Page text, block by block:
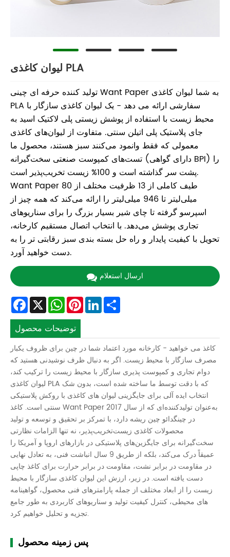
لیوان کاغذی PLA
تولید کننده حرفه ای چینی Want Paper به شما لیوان کاغذی
PLA سفارشی ارائه می دهد - یک لیوان کاغذی سازگار با
محیط زیست با استفاده از پوشش زیستی پلی لاکتیک اسید به
جای پلاستیک پلی اتیلن سنتی. متفاوت از لیوان‌های کاغذی
معمولی که فقط وانمود می‌کنند سبز هستند، محصول ما
تست‌های کمپوست صنعتی سخت‌گیرانه (دارای گواهی BPI) را
پشت سر گذاشته است و 100% زیست تخریب‌پذیر است.
Want Paper طیف کاملی از 13 ظرفیت مختلف از 80
میلی‌لیتر تا 946 میلی‌لیتر را ارائه می‌کند که همه چیز از
اسپرسو گرفته تا چای شیر بسیار بزرگ را برای سناریوهای
تجاری پوشش می‌دهد. با انتخاب اتصال مستقیم کارخانه،
تحویل با کیفیت پایدار و راه حل بسته بندی سبز رقابتی تر را به
دست خواهید آورد.
ارسال استعلام
Facebook
X WhatsApp
Pinterest
LinkedIn
توضیحات محصول
کاغذ می خواهید - کارخانه مورد اعتماد شما در چین برای ظروف یکبار
مصرف سازگار با محیط زیست. اگر به دنبال ظرف نوشیدنی هستید که
دوام تجاری و کمپوست پذیری سازگار با محیط زیست را ترکیب کند،
لیوان کاغذی PLA که با دقت توسط ما ساخته شده است، بدون شک
انتخاب ایده آلی برای جایگزینی لیوان های کاغذی با روکش پلاستیکی
سنتی است. کاغذ Want Paper به‌عنوان تولیدکننده‌ای که از سال 2017
در چینگدائو چین ریشه دارد، با تمرکز بر تحقیق و توسعه و تولید
محصولات کاغذی زیست‌تخریب‌پذیر، نه تنها الزامات نظارتی
سخت‌گیرانه برای جایگزین‌های پلاستیکی در بازارهای اروپا و آمریکا را
عمیقاً درک می‌کند، بلکه از طریق 9 سال انباشت فنی، به تعادل نهایی
در مقاومت در برابر نشت، مقاومت در برابر حرارت برای کاغذ چاپی
دست یافته است. در زیر، ارزش این لیوان کاغذی سازگار با محیط
زیست را از ابعاد مختلف از جمله پارامترهای فنی محصول، گواهینامه
های محیطی، کنترل کیفیت تولید و سناریوهای کاربردی به طور جامع
تجزیه و تحلیل خواهیم کرد.
پس زمینه محصول